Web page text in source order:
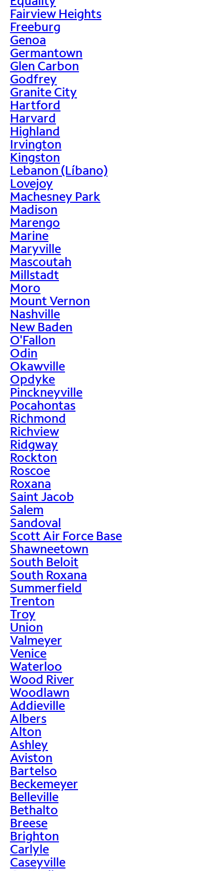
Fairview Heights
Freeburg
Genoa
Germantown
Glen Carbon
Godfrey
Granite City
Hartford
Harvard
Highland
Irvington
Kingston
Lebanon (Líbano)
Lovejoy
Machesney Park
Madison
Marengo
Marine
Maryville
Mascoutah
Millstadt
Moro
Mount Vernon
Nashville
New Baden
O'Fallon
Odin
Okawville
Opdyke
Pinckneyville
Pocahontas
Richmond
Richview
Ridgway
Rockton
Roscoe
Roxana
Saint Jacob
Salem
Sandoval
Scott Air Force Base
Shawneetown
South Beloit
South Roxana
Summerfield
Trenton
Troy
Union
Valmeyer
Venice
Waterloo
Wood River
Woodlawn
Addieville
Albers
Alton
Ashley
Aviston
Bartelso
Beckemeyer
Belleville
Bethalto
Breese
Brighton
Carlyle
Caseyville